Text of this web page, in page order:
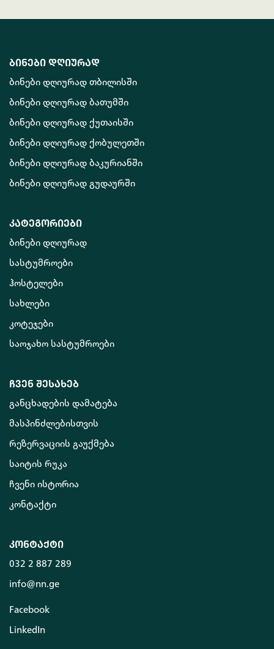
ბინები დღიურად
ბინები დღიურად თბილისში
ბინები დღიურად ბათუმში
ბინები დღიურად ქუთაისში
ბინები დღიურად ქობულეთში
ბინები დღიურად ბაკურიანში
ბინები დღიურად გუდაურში
კატეგორიები
ბინები დღიურად
სასტუმროები
ჰოსტელები
სახლები
კოტეჯები
საოჯახო სასტუმროები
ჩვენ შესახებ
განცხადების დამატება
მასპინძლებისთვის
რეზერვაციის გაუქმება
საიტის რუკა
ჩვენი ისტორია
კონტაქტი
კონტაქტი
032 2 887 289
info@nn.ge
Facebook
LinkedIn